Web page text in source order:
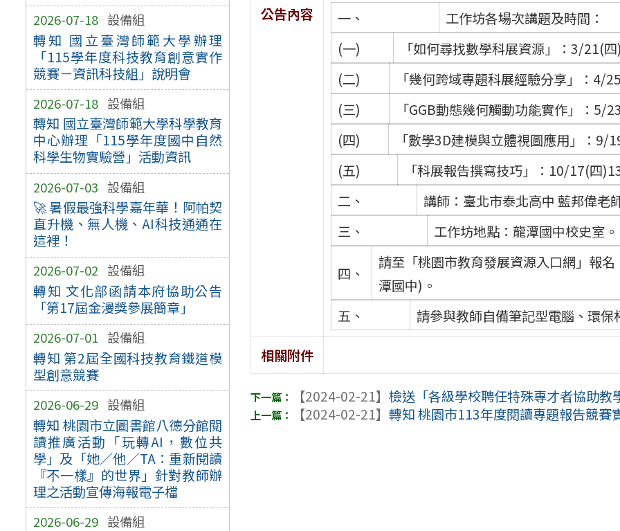
2026-07-18 設備組
轉知 國立臺灣師範大學辦理
「115學年度科技教育創意實作
競賽－資訊科技組」說明會
2026-07-18 設備組
轉知 國立臺灣師範大學科學教育
中心辦理「115學年度國中自然
科學生物實驗營」活動資訊
2026-07-03 設備組
🚀 暑假最強科學嘉年華！阿帕契
直升機、無人機、AI科技通通在
這裡！
2026-07-02 設備組
轉知 文化部函請本府協助公告
「第17屆金漫獎參展簡章」
2026-07-01 設備組
轉知 第2屆全國科技教育鐵道模
型創意競賽
2026-06-29 設備組
轉知 桃園市立圖書館八德分館閱
讀推廣活動「玩轉AI，數位共
學」及「她／他／TA：重新閱讀
『不一樣』的世界」針對教師辦
理之活動宣傳海報電子檔
2026-06-29 設備組
公告內容
一、
工作坊各場次講題及時間：
(一)
「如何尋找數學科展資源」：3/21(
(二)
「幾何跨域專題科展經驗分享」：4/
(三)
「GGB動態幾何觸動功能實作」：5/
(四)
「數學3D建模與立體視圖應用」：9/
(五)
「科展報告撰寫技巧」：10/17(四
二、
講師：臺北市泰北高中 藍邦偉老
三、
工作坊地點：龍潭國中校史室。
四、
請至「桃園市教育發展資源入口網」報
潭國中)。
五、
請參與教師自備筆記型電腦、環保
相關附件
【2024-02-21】檢送「各級學校聘任特殊專才者協助
【2024-02-21】轉知 桃園市113年度閱讀專題報告競賽